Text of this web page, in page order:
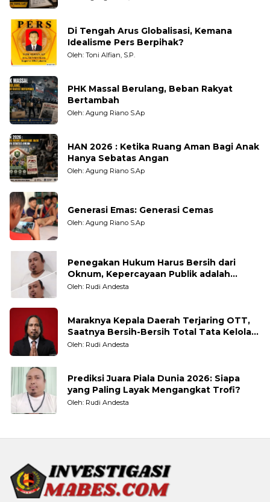
Di Tengah Arus Globalisasi, Kemana
Idealisme Pers Berpihak?
Oleh: Toni Alfian, S.P.
PHK Massal Berulang, Beban Rakyat
Bertambah
Oleh: Agung Riano S.Ap
HAN 2026 : Ketika Ruang Aman Bagi Anak
Hanya Sebatas Angan
Oleh: Agung Riano S.Ap
Generasi Emas: Generasi Cemas
Oleh: Agung Riano S.Ap
Penegakan Hukum Harus Bersih dari
Oknum, Kepercayaan Publik adalah
Taruhannya
Oleh: Rudi Andesta
Maraknya Kepala Daerah Terjaring OTT,
Saatnya Bersih-Bersih Total Tata Kelola
Pemerintahan
Oleh: Rudi Andesta
Prediksi Juara Piala Dunia 2026: Siapa
yang Paling Layak Mengangkat Trofi?
Oleh: Rudi Andesta